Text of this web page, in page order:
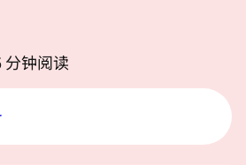
分钟阅读